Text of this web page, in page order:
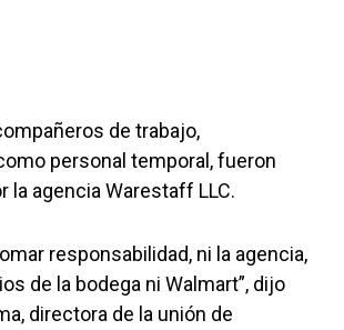
de trabajo,
personal temporal, fueron
la agencia Warestaff LLC.
responsabilidad, ni la agencia,
de la bodega ni Walmart”, dijo
directora de la unión de